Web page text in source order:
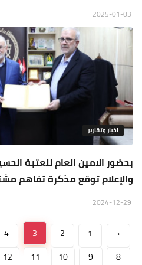
اخبار وتقارير
بحضور الامين العام للعتبة
والإعلام توقع مذكرة تفاهم
‹
1
2
3
4
8
9
10
11
12